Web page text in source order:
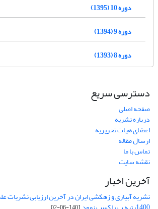
دوره 10 (1395)
دوره 9 (1394)
دوره 8 (1393)
دسترسی سریع
صفحه اصلی
درباره نشریه
اعضای هیات تحریریه
ارسال مقاله
تماس با ما
نقشه سایت
آخرین اخبار
نشریه آبیاری و زهکشی ایران در آخرین ارزیابی